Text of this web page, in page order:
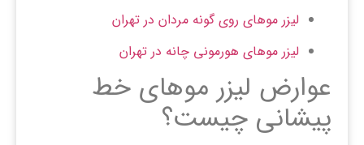
لیزر موهای روی گونه مردان در تهران
لیزر موهای هورمونی چانه در تهران
عوارض لیزر موهای خط
پیشانی چیست؟